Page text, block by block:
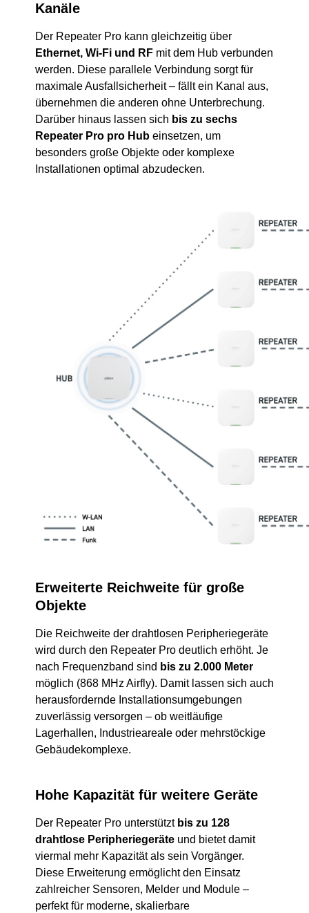
Kanäle
Der Repeater Pro kann gleichzeitig über
Ethernet, Wi-Fi und RF mit dem Hub verbunden
werden. Diese parallele Verbindung sorgt für
maximale Ausfallsicherheit – fällt ein Kanal aus,
übernehmen die anderen ohne Unterbrechung.
Darüber hinaus lassen sich bis zu sechs
Repeater Pro pro Hub einsetzen, um
besonders große Objekte oder komplexe
Installationen optimal abzudecken.
Erweiterte Reichweite für große
Objekte
Die Reichweite der drahtlosen Peripheriegeräte
wird durch den Repeater Pro deutlich erhöht. Je
nach Frequenzband sind bis zu 2.000 Meter
möglich (868 MHz Airfly). Damit lassen sich auch
herausfordernde Installationsumgebungen
zuverlässig versorgen – ob weitläufige
Lagerhallen, Industrieareale oder mehrstöckige
Gebäudekomplexe.
Hohe Kapazität für weitere Geräte
Der Repeater Pro unterstützt bis zu 128
drahtlose Peripheriegeräte und bietet damit
viermal mehr Kapazität als sein Vorgänger.
Diese Erweiterung ermöglicht den Einsatz
zahlreicher Sensoren, Melder und Module –
perfekt für moderne, skalierbare